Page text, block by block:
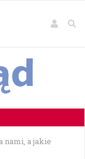
nami, a jakie